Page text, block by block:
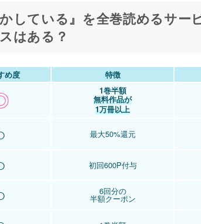
している』を全巻読めるサー
はある？
め度 特徴
1巻半額
無料作品が
1万冊以上
最大50%還元
初回600P付与
6回分の
半額クーポン